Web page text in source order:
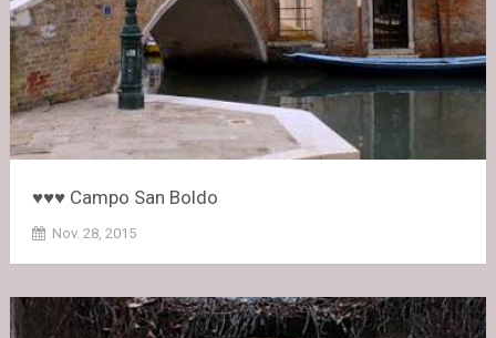
♥♥♥ Campo San Boldo
Nov. 28, 2015